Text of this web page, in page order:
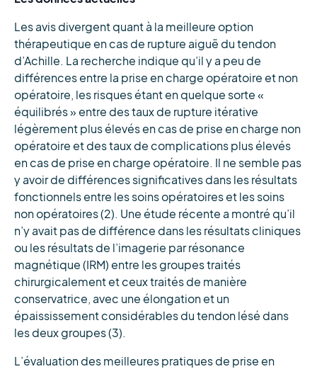
Les avis divergent quant à la meilleure option
thérapeutique en cas de rupture aiguë du tendon
d’Achille. La recherche indique qu’il y a peu de
différences entre la prise en charge opératoire et non
opératoire, les risques étant en quelque sorte «
équilibrés » entre des taux de rupture itérative
légèrement plus élevés en cas de prise en charge non
opératoire et des taux de complications plus élevés
en cas de prise en charge opératoire. Il ne semble pas
y avoir de différences significatives dans les résultats
fonctionnels entre les soins opératoires et les soins
non opératoires (2). Une étude récente a montré qu’il
n’y avait pas de différence dans les résultats cliniques
ou les résultats de l’imagerie par résonance
magnétique (IRM) entre les groupes traités
chirurgicalement et ceux traités de manière
conservatrice, avec une élongation et un
épaississement considérables du tendon lésé dans
les deux groupes (3).
L’évaluation des meilleures pratiques de prise en